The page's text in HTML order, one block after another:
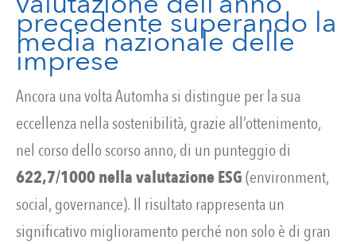
precedente superando la
media nazionale delle
imprese
Ancora una volta Automha si distingue per la sua
eccellenza nella sostenibilità, grazie all’ottenimento,
nel corso dello scorso anno, di un punteggio di
622,7/1000 nella valutazione ESG(environment,
social, governance). Il risultato rappresenta un
significativo miglioramento perché non solo è di gran